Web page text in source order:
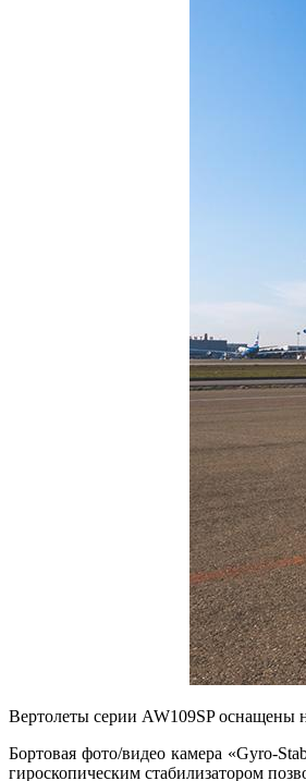
Вертолеты серии AW109SP оснащены
Бортовая фото/видео камера «Gyro-
гироскопическим стабилизатором